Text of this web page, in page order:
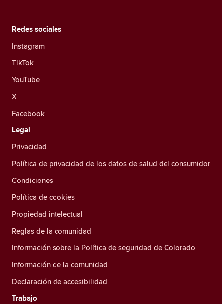
Redes sociales
Instagram
TikTok
YouTube
X
Facebook
Legal
Privacidad
Política de privacidad de los datos de salud del consumidor
Condiciones
Política de cookies
Propiedad intelectual
Reglas de la comunidad
Información sobre la Política de seguridad de Colorado
Información de la comunidad
Declaración de accesibilidad
Trabajo